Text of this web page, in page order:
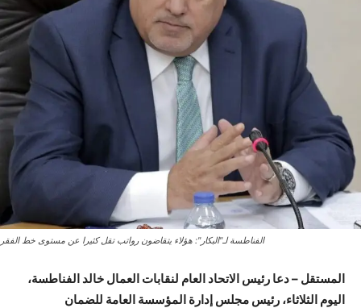
الفناطسة لـ"البكار": هؤلاء يتقاضون رواتب تقل كثيرا عن مستوى خط الفقر
المستقل – دعا رئيس الاتحاد العام لنقابات العمال خالد الفناطسة،
اليوم الثلاثاء، رئيس مجلس إدارة المؤسسة العامة للضمان